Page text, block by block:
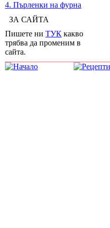
4. Пърленки на фурна
ЗА САЙТА
Пишете ни ТУК какво
трябва да променим в
сайта.